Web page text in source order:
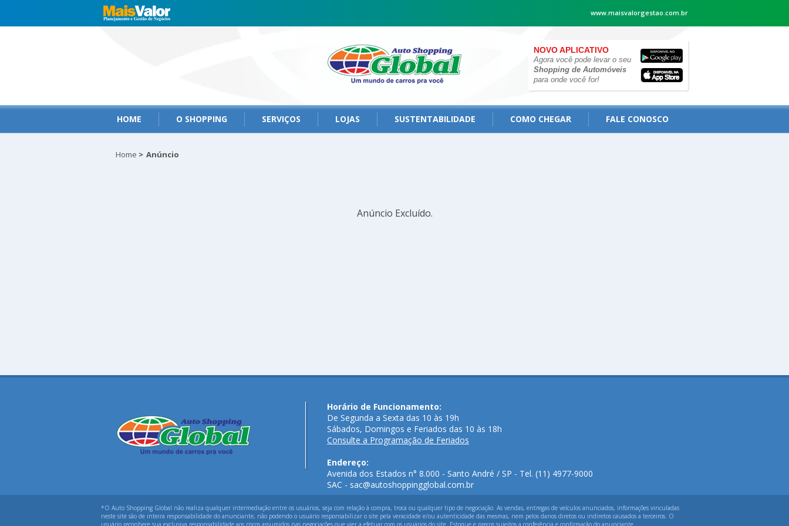
www.maisvalorgestao.com.br
NOVO APLICATIVO
Agora você pode levar o seu
Shopping de Automóveis
para onde você for!
HOME O SHOPPING SERVIÇOS LOJAS SUSTENTABILIDADE COMO CHEGAR FALE CONOSCO
Home > Anúncio
Anúncio Excluído.
Horário de Funcionamento:
De Segunda a Sexta das 10 às 19h
Sábados, Domingos e Feriados das 10 às 18h
Consulte a Programação de Feriados
Endereço:
Avenida dos Estados n° 8.000 - Santo André / SP - Tel. (11) 4977-9000
SAC - sac@autoshoppingglobal.com.br
*O Auto Shopping Global não realiza qualquer intermediação entre os usuários, seja com relação à compra, troca ou qualquer tipo de negociação. As vendas, entregas de veículos anunciados, informações vinculadas
neste site são de inteira responsabilidade do anunciante, não podendo o usuário responsabilizar o site pela veracidade e/ou autenticidade das mesmas, nem pelos danos diretos ou indiretos causados a terceiros. O
usuário reconhece sua exclusiva responsabilidade aos riscos assumidos nas negociações que vier a efetuar com os usuários do site. Estoque e preços sujeitos a conferência e confirmação do anunciante.